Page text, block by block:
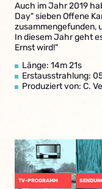
Auch im Jahr 2019
Day" sieben Offene
zusammengefunden,
In diesem Jahr geht
Ernst wird!"
Länge: 14m 21s
Erstausstrahlung:
Produziert von: C.
TV-PROGRAMM